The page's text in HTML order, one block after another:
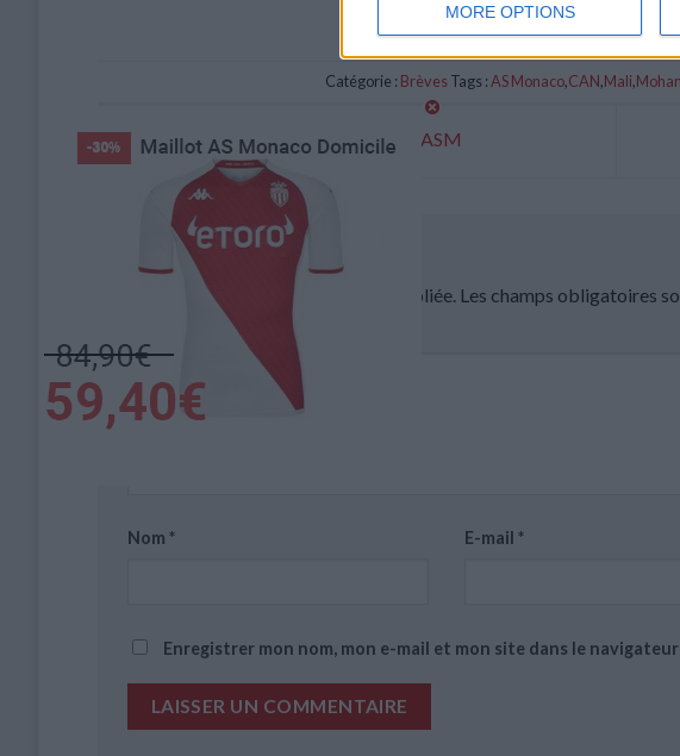
MORE OPTIONS
Catégorie : BrèvesTags :AS Monaco,CAN,Mali,
Officiel : Stawiecki s’engage avec l’ASM
Laisser un commentaire
Votre adresse e-mail ne sera pas publiée. Les champs obligatoires
Commentaire
Nom * E-mail*
Enregistrer mon nom, mon e-mail et mon site dans le